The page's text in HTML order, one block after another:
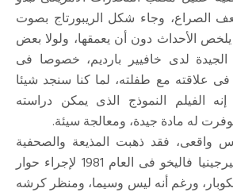
الصراع، وجاء شكل الريبورتاج بصوت
الأحداث دون أن يعمقها، ولولا بعض
لدى خافيير بارديم، خصوصا فى
فى علاقته مع طفلته، لما كنا سنجد شيئا
الفيلم النموذج الذى يمكن دراسته
له مادة جيدة، ومعالجة سيئة.
واقعى، فقد ذهبت المذيعة والصحفية
الكولومبية الجميلة فيرجينيا فاليخو فى العام 1981 لإجراء حوار
ورغم أنه ليس وسيما، ومنظر كرشه